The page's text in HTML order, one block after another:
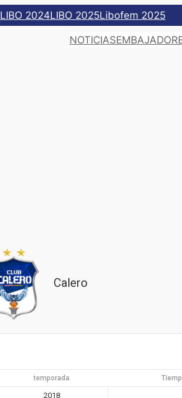
LIBO 2024LIBO 2025Libofem 2025
NOTICIAS
Calero
temporada
2018